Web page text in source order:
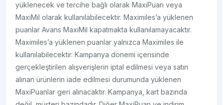
yüklenecek ve tercihe bağlı olarak MaxiPuan veya
MaxiMil olarak kullanılabilecektir. Maximiles’a yüklenen
puanlar Avans MaxiMil kapatmakta kullanılamayacaktır.
Maximiles’a yüklenen puanlar yalnızca Maximiles ile
kullanılabilecektir. Kampanya dönemi içerisinde
gerçekleştirilen alışverişlerin iptal edilmesi veya satın
alınan ürünlerin iade edilmesi durumunda yüklenen
MaxiPuanlar geri alınacaktır. Kampanya, kart bazında